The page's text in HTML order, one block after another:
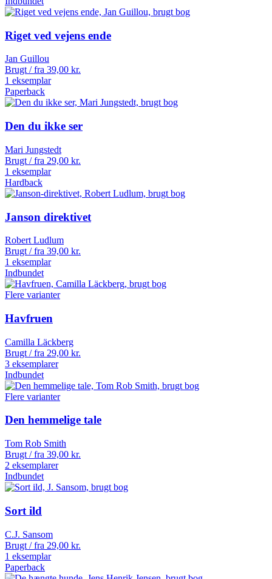
Riget ved vejens ende
Jan Guillou
Brugt / fra 39,00 kr.
1 eksemplar
Paperback
Den du ikke ser
Mari Jungstedt
Brugt / fra 29,00 kr.
1 eksemplar
Hardback
Janson direktivet
Robert Ludlum
Brugt / fra 39,00 kr.
1 eksemplar
Indbundet
Flere varianter
Havfruen
Camilla Läckberg
Brugt / fra 29,00 kr.
3 eksemplarer
Indbundet
Flere varianter
Den hemmelige tale
Tom Rob Smith
Brugt / fra 39,00 kr.
2 eksemplarer
Indbundet
Sort ild
C.J. Sansom
Brugt / fra 29,00 kr.
1 eksemplar
Paperback